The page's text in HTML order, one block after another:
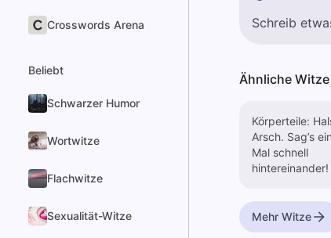
Crosswords Arena
Beliebt
Schwarzer Humor
Wortwitze
Flachwitze
Sexualität-Witze
Ähnliche Witze
Körperteile: Hals, Maul,
Arsch. Sag’s ein paar
Mal schnell
Mehr Witze